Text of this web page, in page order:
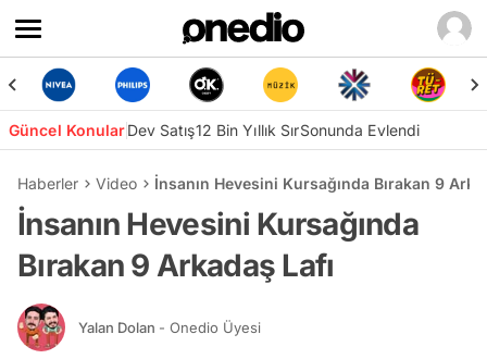
Güncel KonularDev Satış12 Bin Yıllık SırSonunda Evlendi
Haberler Video İnsanın Hevesini Kursağında Bırakan 9
İnsanın Hevesini Kursağında
Bırakan 9 Arkadaş Lafı
Yalan Dolan - Onedio Üyesi